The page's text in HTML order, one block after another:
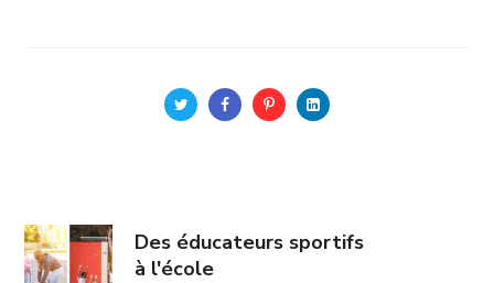
Des éducateurs sportifs
à l'école